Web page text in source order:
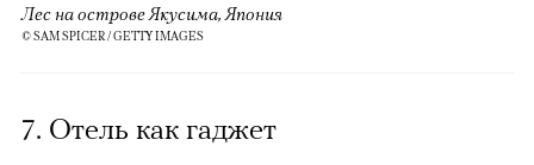
Лес на острове Якусима, Япония
© SAM SPICER / GETTY IMAGES
7. Отель как гаджет